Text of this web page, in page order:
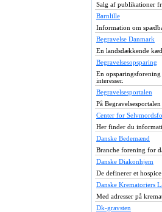
Salg af publikationer
Barnlille
Information om
Begravelse Danmark
En landsdækkende
Begravelsesopsparing
En
interesser.
Begravelsesportalen
På
Center for
Her finder du
Danske Bedemænd
Branche forening for
Danske Diakonhjem
De definerer et
Danske Krematoriers
Med adresser på
Dk-gravsten